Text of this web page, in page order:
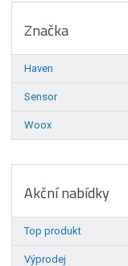
Značka
Haven
Sensor
Woox
Akční nabídky
Top produkt
Výprodej